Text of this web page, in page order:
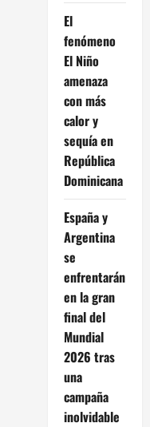
El
fenómeno
El Niño
amenaza
con más
calor y
sequía en
República
Dominicana
España y
Argentina
se
enfrentarán
en la gran
final del
Mundial
2026 tras
una
campaña
inolvidable